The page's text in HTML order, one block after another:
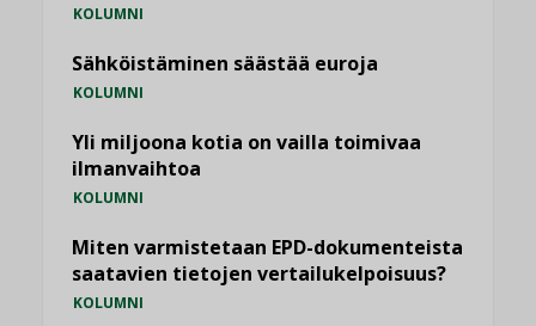
KOLUMNI
Sähköistäminen säästää euroja
KOLUMNI
Yli miljoona kotia on vailla toimivaa
ilmanvaihtoa
KOLUMNI
Miten varmistetaan EPD-dokumenteista
saatavien tietojen vertailukelpoisuus?
KOLUMNI